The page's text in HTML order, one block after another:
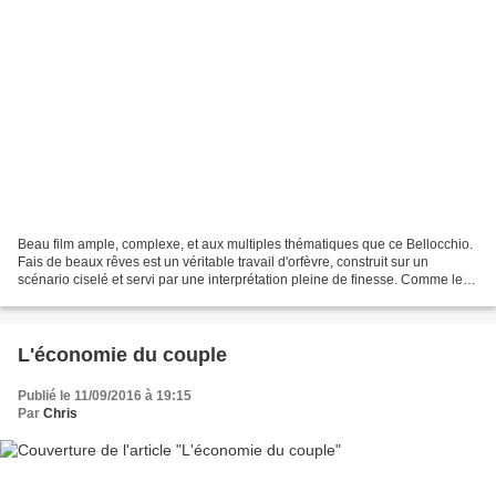
Beau film ample, complexe, et aux multiples thématiques que ce Bellocchio.
Fais de beaux rêves est un véritable travail d'orfèvre, construit sur un
scénario ciselé et servi par une interprétation pleine de finesse. Comme le
L'économie du couple
Publié le 11/09/2016 à 19:15
Par Chris